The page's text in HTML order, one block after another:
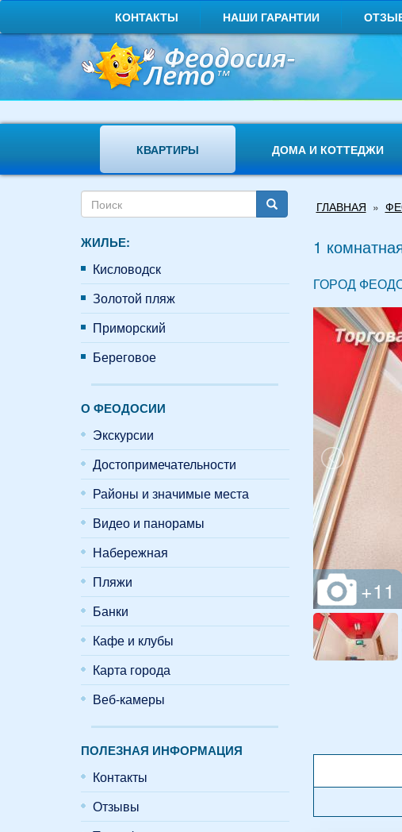
основному
содержанию
КОНТАКТЫ НАШИ ГАРАНТИИ
КВАРТИРЫ ДОМА И КОТТЕДЖИ
Форма
поиска
ЖИЛЬЕ:
Кисловодск
Золотой пляж
Приморский
Береговое
О ФЕОДОСИИ
Экскурсии
Достопримечательности
Районы и значимые места
Видео и панорамы
Набережная
Пляжи
Банки
Кафе и клубы
Карта города
Веб-камеры
ПОЛЕЗНАЯ ИНФОРМАЦИЯ
Контакты
Отзывы
здесь
ГЛАВНАЯ »
1
ГОРОД